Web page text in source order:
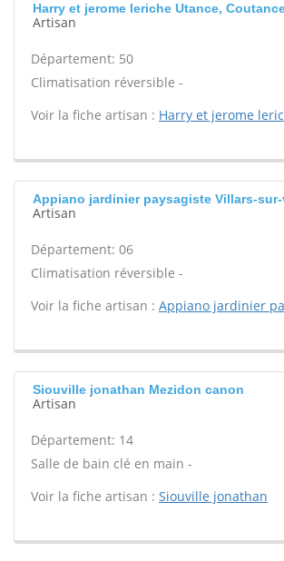
Harry et jerome leriche Utance,
Artisan
Département: 50
Climatisation réversible -
Voir la fiche artisan : Harry et jerome
Appiano jardinier paysagiste Villars-
Artisan
Département: 06
Climatisation réversible -
Voir la fiche artisan : Appiano jardinier
Siouville jonathan Mezidon canon
Artisan
Département: 14
Salle de bain clé en main -
Voir la fiche artisan : Siouville jonathan